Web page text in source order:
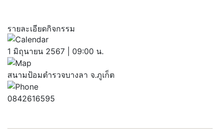
รายละเอียดกิจกรรม
1 มิถุนายน 2567 | 09:00 น.
สนามป้อมตำรวจบางลา จ.ภูเก็ต
0842616595